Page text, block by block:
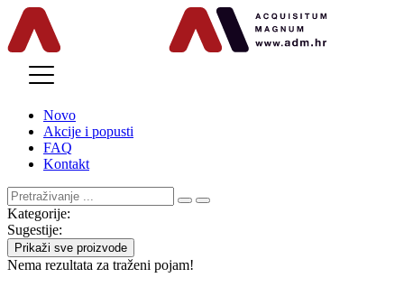
Novo
Akcije i popusti
FAQ
Kontakt
Kategorije:
Sugestije:
Prikaži sve proizvode
Nema rezultata za traženi pojam!